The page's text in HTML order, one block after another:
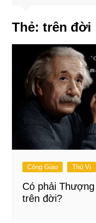
Thẻ: trên đời
Công Giáo Thú Vị
Có phải
trên đời?